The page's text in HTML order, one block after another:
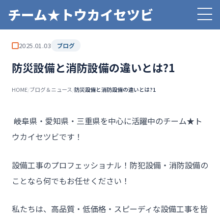
チーム★トウカイセツビ
2025.01.03 ブログ
防災設備と消防設備の違いとは?1
HOME/ブログ＆ニュース/防災設備と消防設備の違いとは?1
――岐阜県・愛知県・三重県を中心に活躍中のチーム★ト
ウカイセツビです！
設備工事のプロフェッショナル！防犯設備・消防設備の
ことなら何でもお任せください！
私たちは、高品質・低価格・スピーディな設備工事を皆